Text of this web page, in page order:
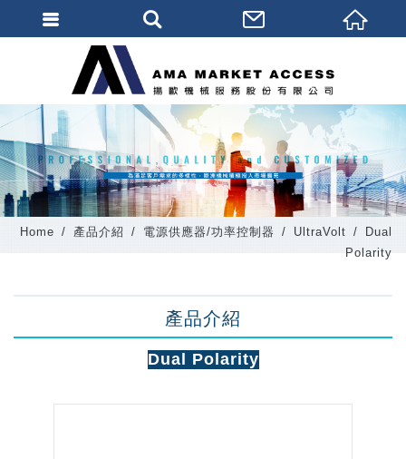
Home 產品介紹 電源供應器/功率控制器 UltraVolt
Dual
Polarity
產品介紹
Dual Polarity
會員登入(燈箱)
加入會員
忘記密碼
密碼修改
訂單查詢
會員登出
填寫匯款通知